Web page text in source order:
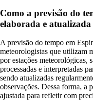
Como a previsão do
elaborada e
A previsão do tempo em
meteorologistas que utilizam
por estações meteorológicas,
processadas e interpretadas
sendo atualizadas
observações. Dessa forma, a
ajustada para refletir com